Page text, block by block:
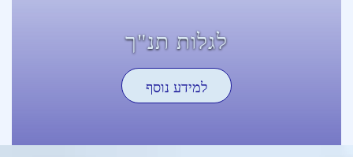
לגלות תנ"ך
למידע נוסף